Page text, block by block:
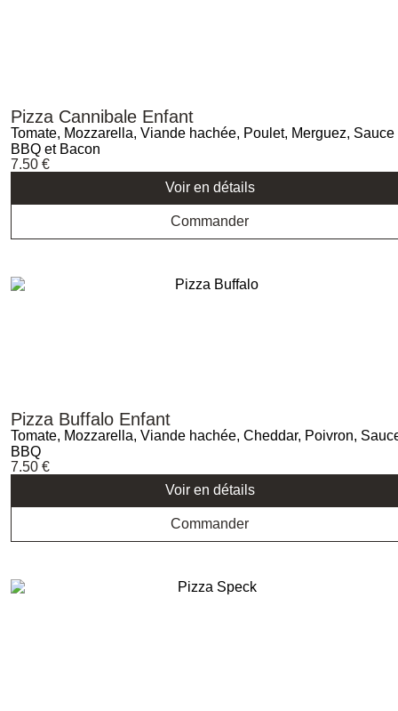
Pizza Cannibale Enfant
Tomate, Mozzarella, Viande hachée, Poulet, Merguez, Sauce
BBQ et Bacon
7.50 €
Voir en détails
Commander
Pizza Buffalo Enfant
Tomate, Mozzarella, Viande hachée, Cheddar, Poivron,
BBQ
7.50 €
Voir en détails
Commander